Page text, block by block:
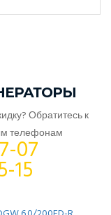
Обратитесь к
телефонам
07
15